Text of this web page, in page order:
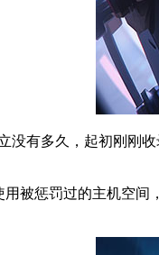
没有多久，起初刚刚
被惩罚过的主机空